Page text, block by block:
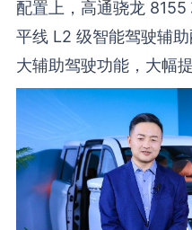
配置上，高通骁龙
平线 L2 级智能驾驶辅
大辅助驾驶功能，大幅